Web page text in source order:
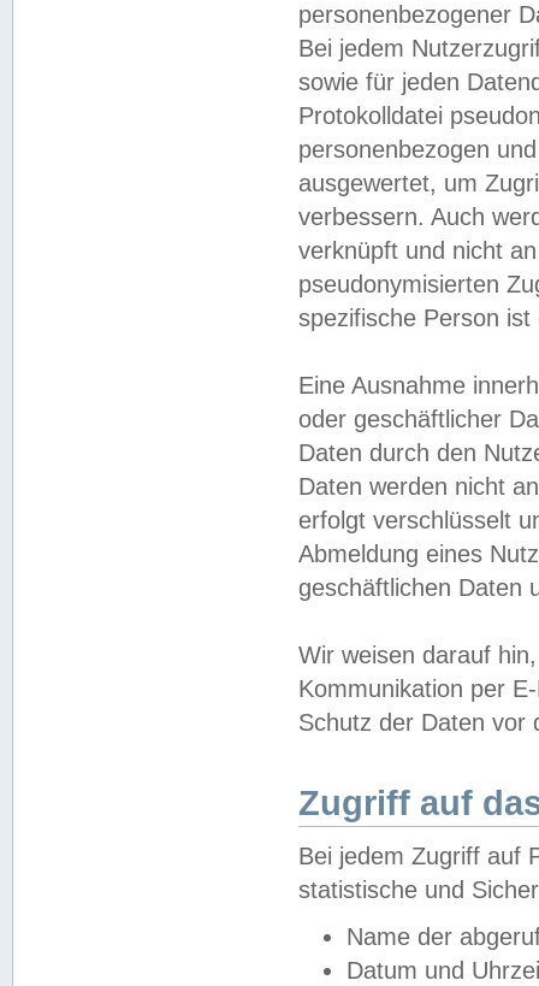
personenbezogener
Bei jedem
sowie für jeden
Protokolldatei
personenbezogen
ausgewertet, um
verbessern. Auch
verknüpft und nicht
pseudonymisierten
spezifische Person
Eine Ausnahme
oder geschäftlicher
Daten durch den
Daten werden nicht
erfolgt verschlüsselt
Abmeldung eines
geschäftlichen Daten
Wir weisen darauf
Kommunikation per
Schutz der Daten vor
Zugriff auf
Bei jedem Zugriff auf
statistische und
Name der
Datum und